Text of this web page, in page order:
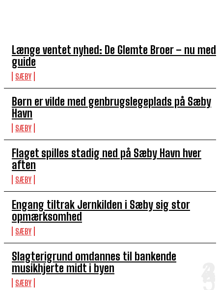
Længe ventet nyhed: De Glemte Broer – nu med
guide
SÆBY
Børn er vilde med genbrugslegeplads på Sæby
Havn
SÆBY
Flaget spilles stadig ned på Sæby Havn hver
aften
SÆBY
Engang tiltrak Jernkilden i Sæby sig stor
opmærksomhed
SÆBY
Slagterigrund omdannes til bankende
musikhjerte midt i byen
SÆBY